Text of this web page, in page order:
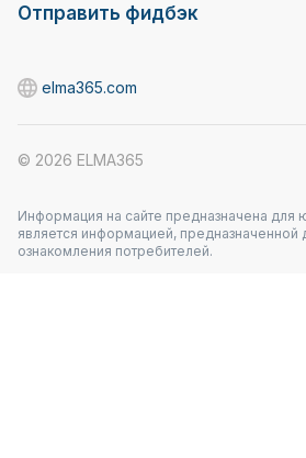
Отправить фидбэк
Информация на сайте предназначена для
является информацией, предназначенной
ознакомления потребителей.
© 2026 ELMA365
elma365.com